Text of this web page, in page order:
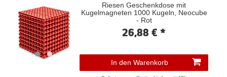
Riesen Geschenkdose mit
Kugelmagneten 1000 Kugeln, Neocube
- Rot
26,88 € *
In den Warenkorb